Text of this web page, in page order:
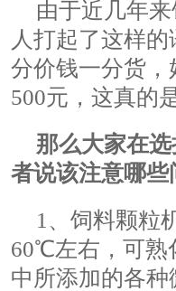
由于近几年
人打起了这样
分价钱一分货
500元，这真的
那么大家在
者说该注意哪些
1、饲料颗粒
60℃左右，可熟
中所添加的各